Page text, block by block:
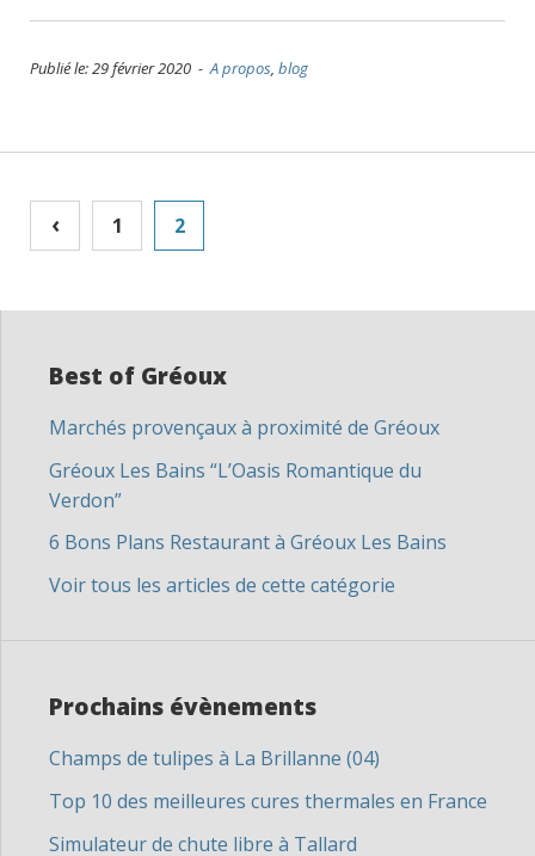
Publié le: 29 février 2020 -A propos, blog
Navigation
des
articles
‹ 1 2
Best of Gréoux
Marchés provençaux à proximité de Gréoux
Gréoux Les Bains “L’Oasis Romantique du
Verdon”
6 Bons Plans Restaurant à Gréoux Les Bains
Voir tous les articles de cette catégorie
Prochains évènements
Champs de tulipes à La Brillanne (04)
Top 10 des meilleures cures thermales en France
Simulateur de chute libre à Tallard